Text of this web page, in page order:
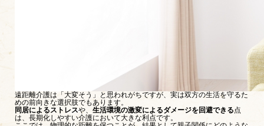
遠距離介護は「大変そう」と思われがちですが、実は双方の生活を守るた
めの前向きな選択肢でもあります。
同居によるストレスや、 生活環境の激変によるダメージを回避できる点
は、長期化しやすい介護において大きな利点です。